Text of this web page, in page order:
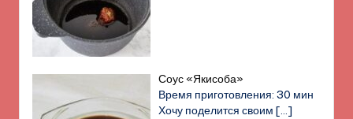
Соус «Якисоба»
Время приготовления: 30 мин
Хочу поделится своим[…]